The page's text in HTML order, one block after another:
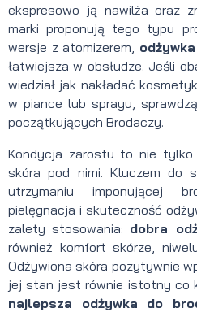
ekspresowo ją nawilża oraz
marki proponują tego typu
wersje z atomizerem,
łatwiejsza w obsłudze. Jeśli
wiedział jak nakładać
w piance lub sprayu,
początkujących Brodaczy.
Kondycja zarostu to nie tylko
skóra pod nimi. Kluczem do
utrzymaniu imponującej
pielęgnacja i skuteczność
zalety stosowania: dobra
również komfort skórze,
Odżywiona skóra pozytywnie
jej stan jest równie istotny co
najlepsza odżywka do